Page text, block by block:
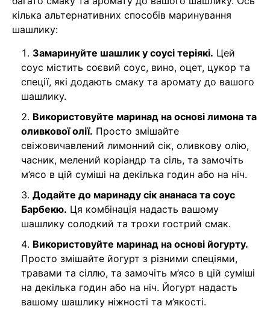
кілька альтернативних способів маринування
шашлику:
Замаринуйте шашлик у соусі теріякі. Цей
соус містить соєвий соус, вино, оцет, цукор та
спеції, які додають смаку та аромату до вашого
шашлику.
Використовуйте маринад на основі лимона та
оливкової олії. Просто змішайте
свіжовичавлений лимонний сік, оливкову олію,
часник, мелений коріандр та сіль, та замочіть
м’ясо в цій суміші на декілька годин або на ніч.
Додайте до маринаду сік ананаса та соус
Барбекю. Ця комбінація надасть вашому
шашлику солодкий та трохи гострий смак.
Використовуйте маринад на основі йогурту.
Просто змішайте йогурт з різними спеціями,
травами та сіллю, та замочіть м’ясо в цій суміші
на декілька годин або на ніч. Йогурт надасть
вашому шашлику ніжності та м’якості.